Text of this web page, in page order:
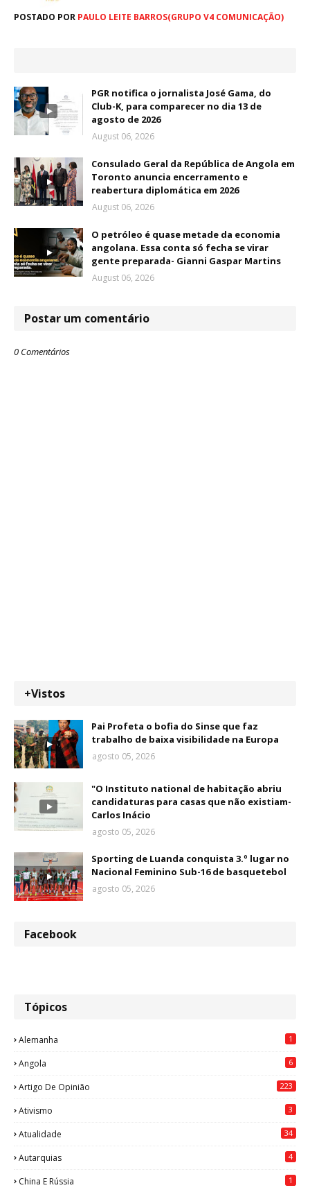
POSTADO POR PAULO LEITE BARROS(GRUPO V4 COMUNICAÇÃO)
PGR notifica o jornalista José Gama, do
Club-K, para comparecer no dia 13 de
agosto de 2026
August 06, 2026
Consulado Geral da República de Angola em
Toronto anuncia encerramento e
reabertura diplomática em 2026
August 06, 2026
O petróleo é quase metade da economia
angolana. Essa conta só fecha se virar
gente preparada- Gianni Gaspar Martins
August 06, 2026
Postar um comentário
0 Comentários
+Vistos
Pai Profeta o bofia do Sinse que faz
trabalho de baixa visibilidade na Europa
agosto 05, 2026
"O Instituto national de habitação abriu
candidaturas para casas que não existiam-
Carlos Inácio
agosto 05, 2026
Sporting de Luanda conquista 3.º lugar no
Nacional Feminino Sub-16 de basquetebol
agosto 05, 2026
Facebook
Tópicos
Alemanha 1
Angola 6
Artigo De Opinião 223
Ativismo 3
Atualidade 34
Autarquias 4
China E Rússia 1